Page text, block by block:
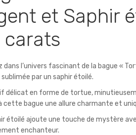
et Saphir
carats
dans l’univers fascinant de la bague «
par un saphir étoilé.
délicat en forme de tortue,
cette bague une allure charmante et
étoilé ajoute une touche de mystère
enchanteur.